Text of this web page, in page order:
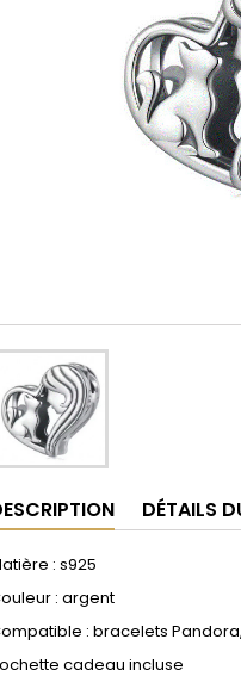
DÉTAILS
: s925
: argent
: bracelets
cadeau incluse